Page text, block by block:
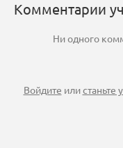
Комментарии
Ни одного
Войдите илистаньте